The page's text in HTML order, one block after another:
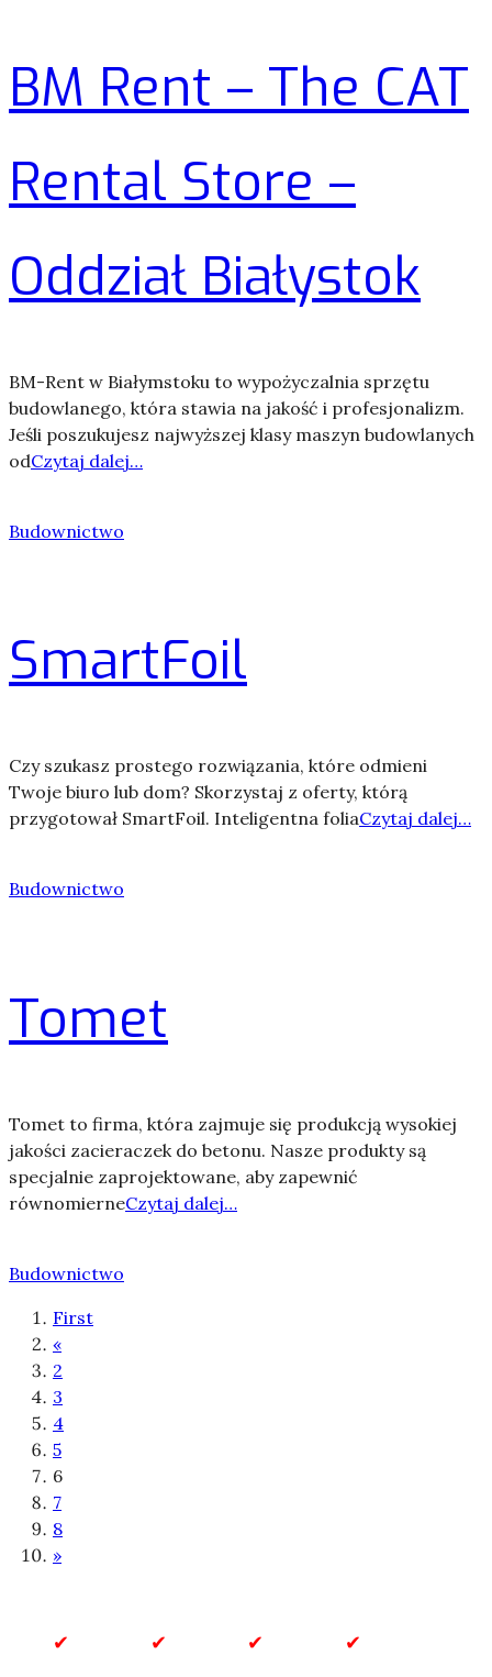
BM Rent – The CAT
Rental Store –
Oddział Białystok
BM-Rent w Białymstoku to wypożyczalnia sprzętu
budowlanego, która stawia na jakość i profesjonalizm.
Jeśli poszukujesz najwyższej klasy maszyn budowlanych
odCzytaj dalej…
Budownictwo
SmartFoil
Czy szukasz prostego rozwiązania, które odmieni
Twoje biuro lub dom? Skorzystaj z oferty, którą
przygotował SmartFoil. Inteligentna foliaCzytaj dalej…
Budownictwo
Tomet
Tomet to firma, która zajmuje się produkcją wysokiej
jakości zacieraczek do betonu. Nasze produkty są
specjalnie zaprojektowane, aby zapewnić
równomierneCzytaj dalej…
Budownictwo
First
«
2
3
4
5
6
7
8
»
Budownictwo